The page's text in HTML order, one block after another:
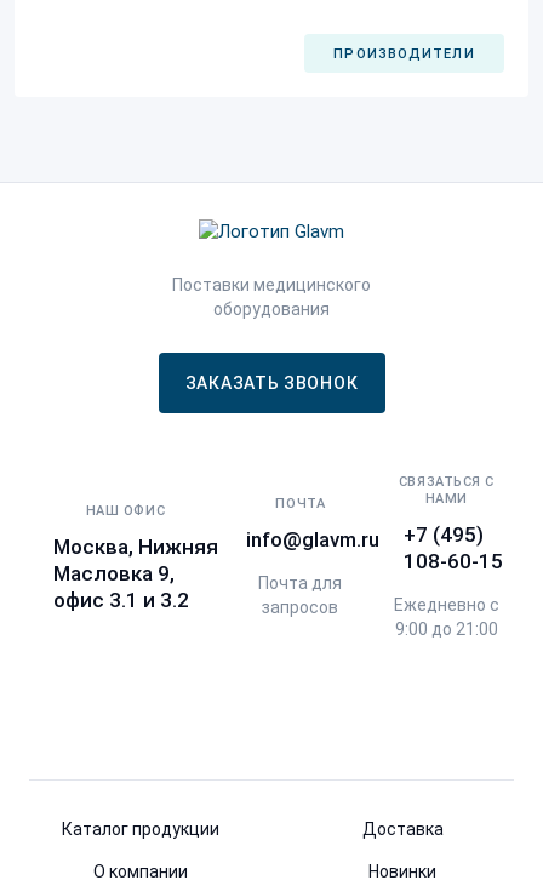
ПРОИЗВОДИТЕЛИ
Поставки медицинского
оборудования
ЗАКАЗАТЬ ЗВОНОК
НАШ ОФИС
Москва, Нижняя
Масловка 9,
офис 3.1 и 3.2
ПОЧТА
info@glavm.ru
Почта для
запросов
СВЯЗАТЬСЯ С
НАМИ
+7 (495)
108-60-15
Ежедневно с
9:00 до 21:00
Каталог продукции Доставка
О компании Новинки